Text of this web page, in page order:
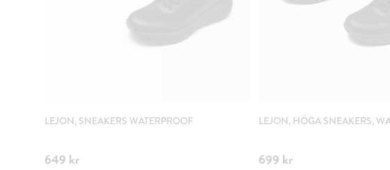
LEJON, SNEAKERS WATERPROOF
649 kr
LEJON, HÖGA SNEAKERS,
699 kr